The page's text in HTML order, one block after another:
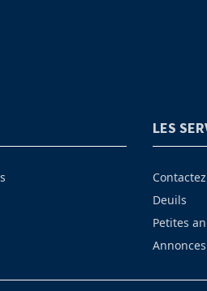
LES
Deuils
Petites